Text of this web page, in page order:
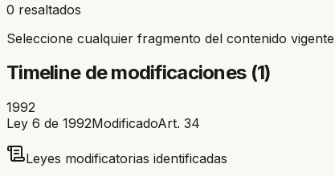
0 resaltados
Seleccione cualquier fragmento del contenido
Timeline de modificaciones (1)
1992
Ley 6 de 1992ModificadoArt. 34
Leyes modificatorias identificadas